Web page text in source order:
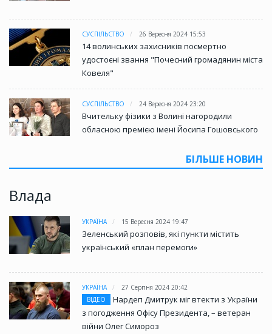
СУСПІЛЬСТВО 26 Вересня 2024 15:53
14 волинських захисників посмертно
удостоєні звання "Почесний громадянин міста
Ковеля"
СУСПІЛЬСТВО 24 Вересня 2024 23:20
Вчительку фізики з Волині нагородили
обласною премією імені Йосипа Гошовського
БІЛЬШЕ НОВИН
Влада
УКРАЇНА 15 Вересня 2024 19:47
Зеленський розповів, які пункти містить
український «план перемоги»
УКРАЇНА
27 Серпня 2024 20:42
ВІДЕО
Нардеп Дмитрук міг втекти з України
з погодження Офісу Президента, – ветеран
війни Олег Симороз